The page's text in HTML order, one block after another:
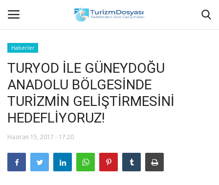
Anasayfa
Bize Ulaşın
Künye
Halil ÖNCÜ kimdir?
KVKK Aydınlatma Metni
Haberler
TURYOD İLE GÜNEYDOĞU
ANADOLU BÖLGESİNDE
TURİZMİN GELİŞTİRMESİNİ
HEDEFLİYORUZ!
Haziran 15, 2017 - 17:20